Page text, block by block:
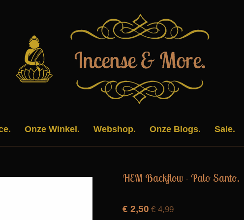
Onze Winkel. Webshop. Onze Blogs. Sale.
HEM Backflow - Palo Santo.
€ 2,50 € 4,99